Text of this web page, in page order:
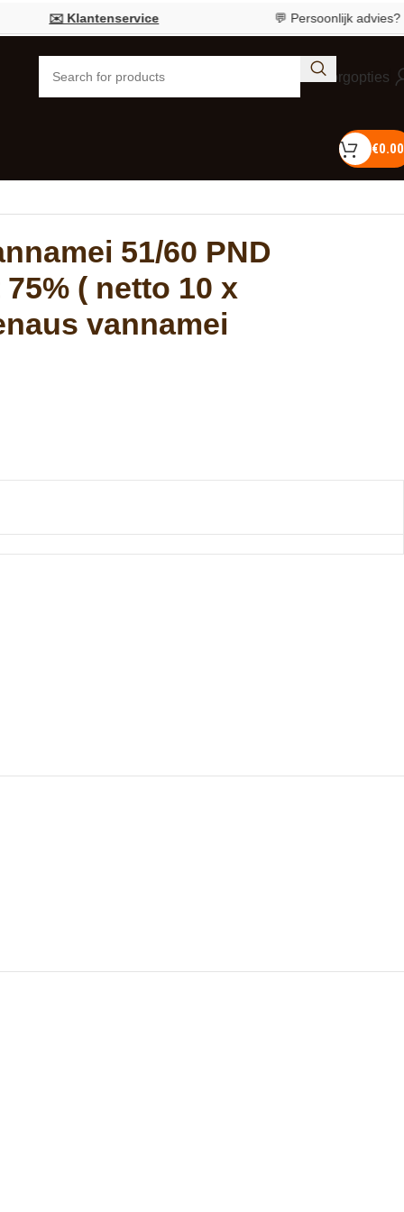
✉️ Klantenservice 💬 Persoonlijk advies?Bel 055
Bezorgopties
€0.00
51/60 PND
( netto 10 x
vannamei